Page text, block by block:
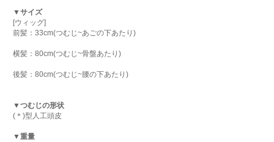
▼サイズ
[ウィッグ]
前髪：33cm(つむじ~あごの下あたり)
横髪：80cm(つむじ~骨盤あたり)
後髪：80cm(つむじ~腰の下あたり)
▼つむじの形状
(＊)型人工頭皮
▼重量